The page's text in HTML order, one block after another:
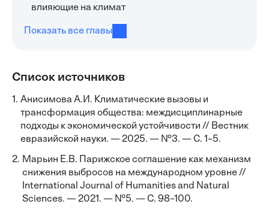
влияющие на климат
Показать все главы
Список источников
1. Анисимова А.И. Климатические вызовы и
трансформация общества: междисциплинарные
подходы к экономической устойчивости // Вестник
евразийской науки. — 2025. — №3. — С. 1–5.
2. Марьин Е.В. Парижское соглашение как механизм
снижения выбросов на международном уровне //
International Journal of Humanities and Natural
Sciences. — 2021. — №5. — С. 98–100.